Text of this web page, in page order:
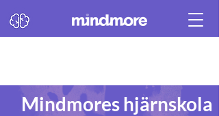
Mindmores hjärnskola